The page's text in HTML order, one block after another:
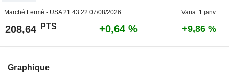
Marché Fermé - USA21:43:22 07/08/2026 Varia. 1 janv.
208,64 PTS +0,64 % +9,86 %
Graphique